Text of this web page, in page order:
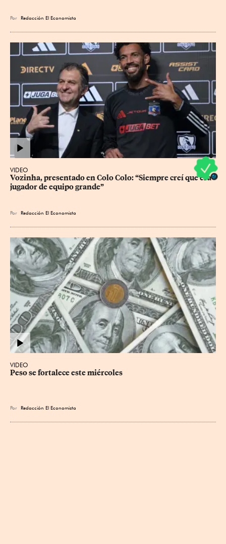
Por Redacción El Economista
VIDEO
Vozinha, presentado en Colo Colo: “Siempre creí que era
jugador de equipo grande”
Por Redacción El Economista
VIDEO
Peso se fortalece este miércoles
Por Redacción El Economista